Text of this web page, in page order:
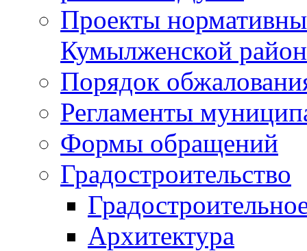
Проекты
Кумылженской
Порядок
Регламенты
Формы обращений
Градостроительство
Архитектура